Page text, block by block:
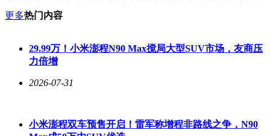
当前泰国、越南等东南亚主产区已进入采收旺季，产地出货量
持续增加，海运到货量稳步攀升。结合市场行情预判，随着集
选购山竹时，消费者可掌握以下技巧：一看外观，优先选择果
呈棕褐色，则代表存放较久；二捏果壳，新鲜山竹的果壳较软
＞100克）、中果（75～100克）、小果（50～75克）三个等
级，可按需选购。
更多热门内容
29.99万！小米澎程N90 Max搅局大型SUV市场，友商压
力倍增
2026-07-31
小米澎程双车预售开启！雷军称增程非路线之争，N90